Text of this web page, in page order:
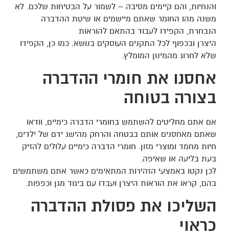
והנחיות, והם קיימים מסיבה – לשמור על הבטיחות שלכם. לא
משנה מהו החומר שאתם מיישמים או שיטת ההדברה
הנבחרת, הקפידו לעבוד בהתאם להוראות
היצרן ובכפוף לכל התקנים העוסקים בנושא. כמו כן, הקפידו
שלא לחרוג מהמינון המומלץ.
אחסנו את חומרי ההדברה
בצורה בטוחה
אם אתם מחליטים להשתמש בחומרי הדברה כימיים, וודאו
שאתם מאחסנים אותם בבטחה והרחק מהישג ידם של ילדים,
חיות מחמד ומוצרי מזון. חומרי הדברה כימיים עלולים להזיק
בעת בליעה או שאיפה.
לכן נקטו באמצעי הזהירות המתאימים כאשר אתם משתמשים
בהם, קראו את הוראות היצרן ועבדו עם ביגוד מגן וכפפות.
השליכו את פסולת ההדברה
כראוי